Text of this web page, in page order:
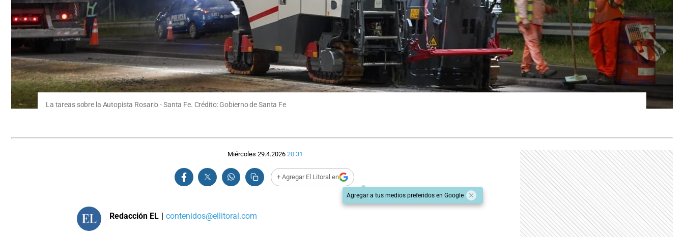
La tareas sobre la Autopista Rosario - Santa Fe. Crédito: Gobierno de Santa Fe
Miércoles 29.4.2026 20:31
+ Agregar El Litoral en
Agregar a tus medios preferidos en Google
Redacción EL | contenidos@ellitoral.com